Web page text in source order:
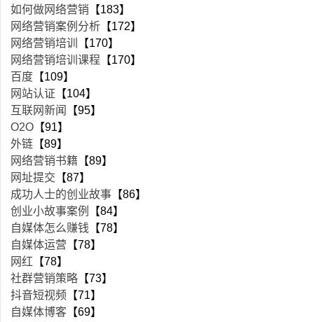
如何做网络营销 【183】
网络营销案例分析 【172】
网络营销培训
【170】
网络营销培训课程 【170】
百度 【109】
网站认证 【104】
互联网新闻
【95】
O2O 【91】
外链 【89】
网络营销书籍 【89】
网址提交 【87】
成功人士的创业故事 【86】
创业小故事案例
【84】
自媒体怎么赚钱 【78】
自媒体运营 【78】
网红 【78】
社群营销策略 【73】
抖音短视频 【71】
自媒体博客 【69】